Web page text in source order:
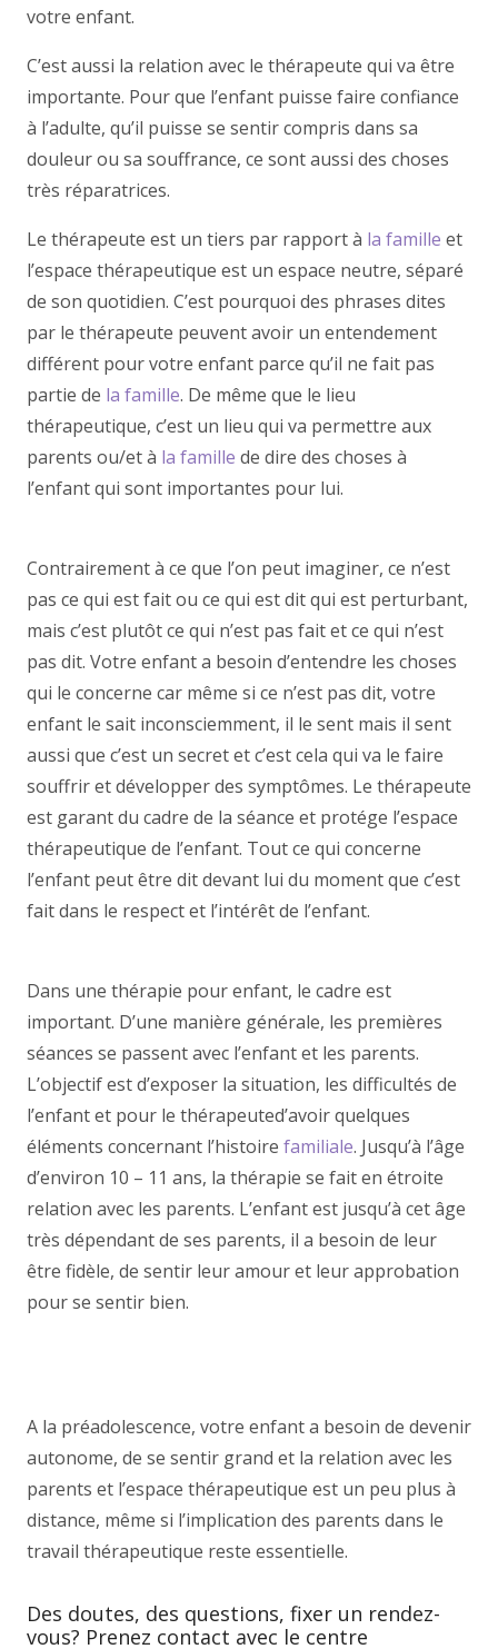
votre enfant.
C’est aussi la relation avec le thérapeute qui va être
importante. Pour que l’enfant puisse faire confiance
à l’adulte, qu’il puisse se sentir compris dans sa
douleur ou sa souffrance, ce sont aussi des choses
très réparatrices.
Le thérapeute est un tiers par rapport à la famille et
l’espace thérapeutique est un espace neutre, séparé
de son quotidien. C’est pourquoi des phrases dites
par le thérapeute peuvent avoir un entendement
différent pour votre enfant parce qu’il ne fait pas
partie de la famille. De même que le lieu
thérapeutique, c’est un lieu qui va permettre aux
parents ou/et à la famille de dire des choses à
l’enfant qui sont importantes pour lui.
Contrairement à ce que l’on peut imaginer, ce n’est
pas ce qui est fait ou ce qui est dit qui est perturbant,
mais c’est plutôt ce qui n’est pas fait et ce qui n’est
pas dit. Votre enfant a besoin d’entendre les choses
qui le concerne car même si ce n’est pas dit, votre
enfant le sait inconsciemment, il le sent mais il sent
aussi que c’est un secret et c’est cela qui va le faire
souffrir et développer des symptômes. Le thérapeute
est garant du cadre de la séance et protége l’espace
thérapeutique de l’enfant. Tout ce qui concerne
l’enfant peut être dit devant lui du moment que c’est
fait dans le respect et l’intérêt de l’enfant.
Dans une thérapie pour enfant, le cadre est
important. D’une manière générale, les premières
séances se passent avec l’enfant et les parents.
L’objectif est d’exposer la situation, les difficultés de
l’enfant et pour le thérapeuted’avoir quelques
éléments concernant l’histoire familiale. Jusqu’à l’âge
d’environ 10 – 11 ans, la thérapie se fait en étroite
relation avec les parents. L’enfant est jusqu’à cet âge
très dépendant de ses parents, il a besoin de leur
être fidèle, de sentir leur amour et leur approbation
pour se sentir bien.
A la préadolescence, votre enfant a besoin de devenir
autonome, de se sentir grand et la relation avec les
parents et l’espace thérapeutique est un peu plus à
distance, même si l’implication des parents dans le
travail thérapeutique reste essentielle.
Des doutes, des questions, fixer un rendez-
vous? Prenez contact avec le centre